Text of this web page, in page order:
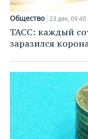
Общество 23 дек, 09:40
ТАСС: каждый
заразился